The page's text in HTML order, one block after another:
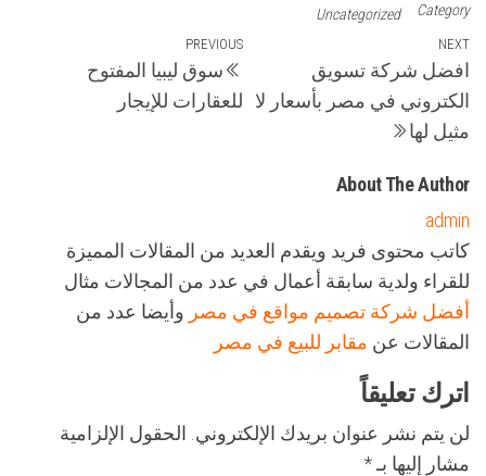
Category
Uncategorized
تصفّح
المقالات
Previous
Post
PREVIOUS
سوق ليبيا المفتوح
للعقارات للإيجار
Next
Post
NEXT
افضل شركة تسويق
الكتروني في مصر بأسعار لا
مثيل لها
About The Author
admin
كاتب محتوى فريد ويقدم العديد من المقالات المميزة
للقراء ولدية سابقة أعمال في عدد من المجالات مثال
أفضل شركة تصميم مواقع في مصر وأيضا عدد من
المقالات عن مقابر للبيع في مصر
اترك تعليقاً
لن يتم نشر عنوان بريدك الإلكتروني. الحقول الإلزامية
مشار إليها بـ*